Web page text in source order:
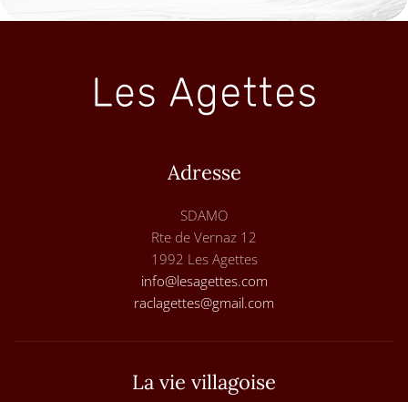
Adresse
SDAMO
Rte de Vernaz 12
1992 Les Agettes
info@lesagettes.com
raclagettes@gmail.com
La vie villagoise